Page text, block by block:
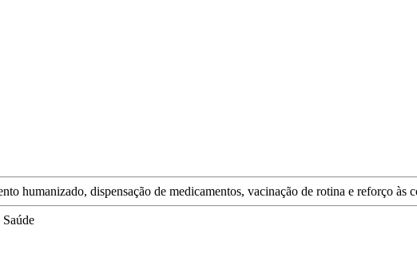
humanizado, dispensação de medicamentos, vacinação de rotina e reforço